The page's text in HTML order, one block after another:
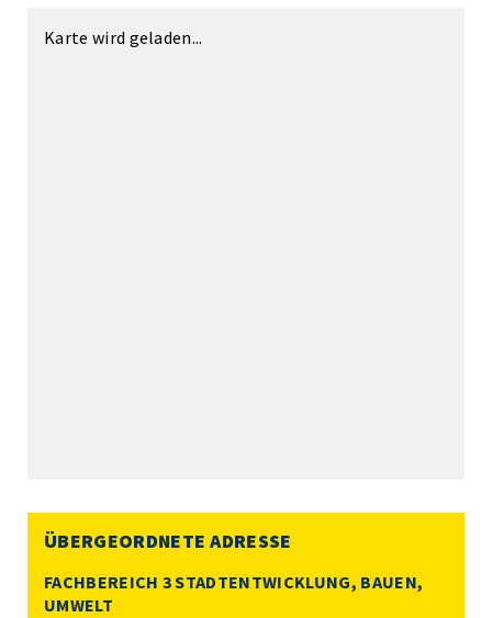
Karte wird geladen...
ÜBERGEORDNETE ADRESSE
FACHBEREICH 3 STADTENTWICKLUNG, BAUEN,
UMWELT